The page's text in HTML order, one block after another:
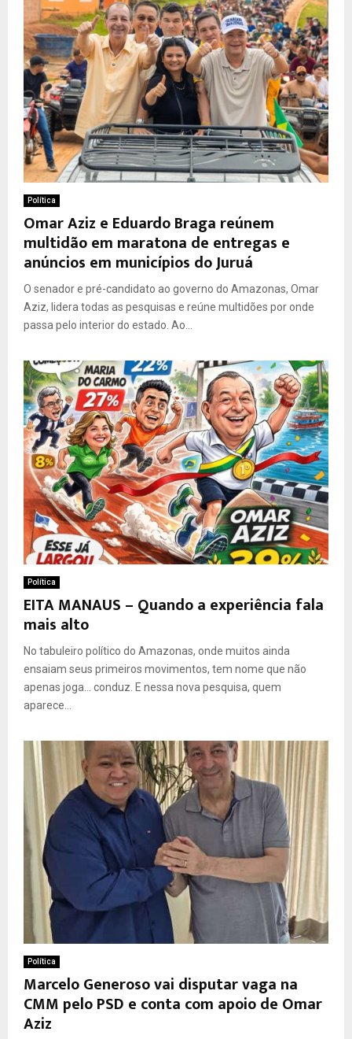
Política
Omar Aziz e Eduardo Braga reúnem
multidão em maratona de entregas e
anúncios em municípios do Juruá
O senador e pré-candidato ao governo do Amazonas, Omar
Aziz, lidera todas as pesquisas e reúne multidões por onde
passa pelo interior do estado. Ao...
Política
EITA MANAUS – Quando a experiência fala
mais alto
No tabuleiro político do Amazonas, onde muitos ainda
ensaiam seus primeiros movimentos, tem nome que não
apenas joga… conduz. E nessa nova pesquisa, quem
aparece...
Política
Marcelo Generoso vai disputar vaga na
CMM pelo PSD e conta com apoio de Omar
Aziz